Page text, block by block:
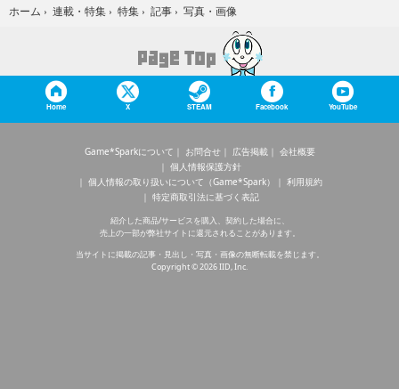
ホーム › 連載・特集 › 特集 › 記事 › 写真・画像
Home X STEAM Facebook YouTube
Game*Sparkについて お問合せ 広告掲載
会社概要
個人情報保護方針
個人情報の取り扱いについて（Game*Spark）
利用規約
特定商取引法に基づく表記
紹介した商品/サービスを購入、契約した場合に、
売上の一部が弊社サイトに還元されることがあります。
当サイトに掲載の記事・見出し・写真・画像の無断転載を禁じます。
Copyright © 2026 IID, Inc.